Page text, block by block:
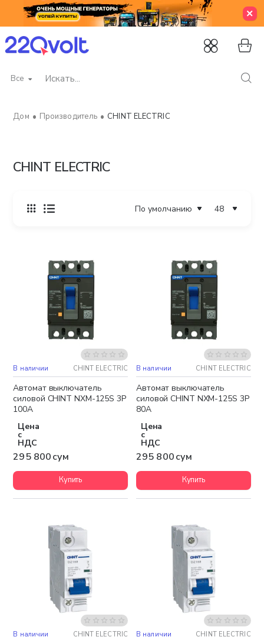
Все
Искать...
CHINT ELECTRIC
Производитель CHINT ELECTRIC
В наличии CHINT ELECTRIC
Автомат выключатель
силовой CHINT NXM-125S 3P
100A
Цена
с
НДС
295 800 сум
Купить
В наличии CHINT ELECTRIC
Автомат выключатель
силовой CHINT NXM-125S 3P
80A
Цена
с
НДС
295 800 сум
Купить
В наличии CHINT ELECTRIC В наличии CHINT ELECTRIC